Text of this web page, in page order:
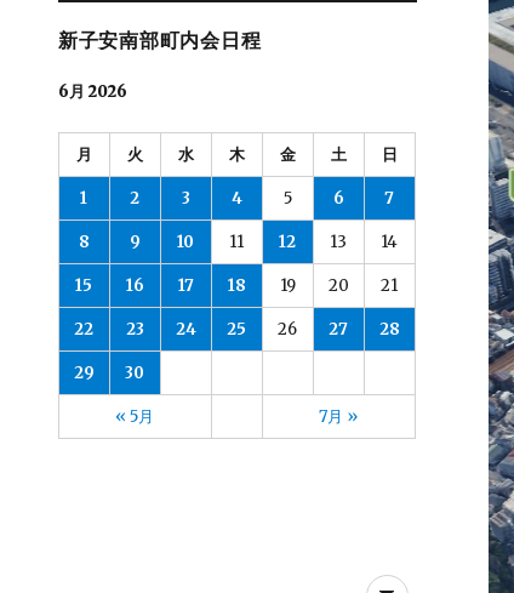
新子安南部町内会日程
6月 2026
月 火 水 木 金 土 日
1 2 3 4 5 6 7
8 9 10 11 12 13 14
15 16 17 18 19 20 21
22 23 24 25 26 27 28
29 30
« 5月 7月 »